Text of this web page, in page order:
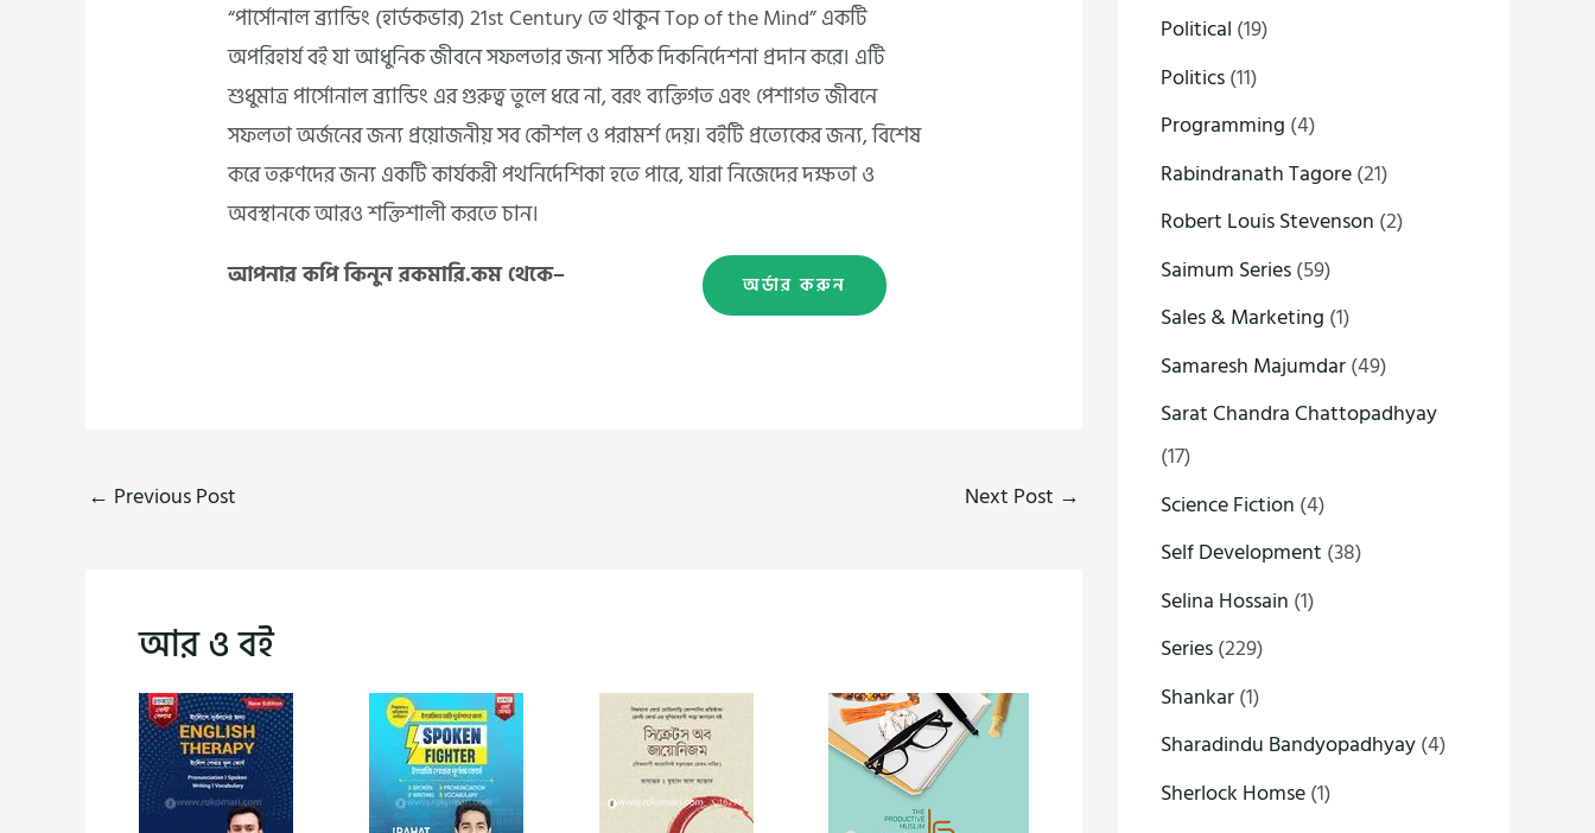
“পার্সোনাল ব্র্যান্ডিং (হার্ডকভার) 21st Century তে থাকুন Top of the Mind” একটি
অপরিহার্য বই যা আধুনিক জীবনে সফলতার জন্য সঠিক দিকনির্দেশনা প্রদান করে। এটি
শুধুমাত্র পার্সোনাল ব্র্যান্ডিং এর গুরুত্ব তুলে ধরে না, বরং ব্যক্তিগত এবং পেশাগত জীবনে
সফলতা অর্জনের জন্য প্রয়োজনীয় সব কৌশল ও পরামর্শ দেয়। বইটি প্রত্যেকের জন্য, বিশেষ
করে তরুণদের জন্য একটি কার্যকরী পথনির্দেশিকা হতে পারে, যারা নিজেদের দক্ষতা ও
অবস্থানকে আরও শক্তিশালী করতে চান।
আপনার কপি কিনুন রকমারি.কম থেকে–
অর্ডার করুন
← Previous Post Next Post →
আর ও বই
Political (19)
Politics(11)
Programming (4)
Rabindranath Tagore(21)
Robert Louis Stevenson (2)
Saimum Series(59)
Sales & Marketing (1)
Samaresh Majumdar(49)
Sarat Chandra Chattopadhyay
(17)
Science Fiction (4)
Self Development (38)
Selina Hossain (1)
Series(229)
Shankar(1)
Sharadindu Bandyopadhyay(4)
Sherlock Homse(1)